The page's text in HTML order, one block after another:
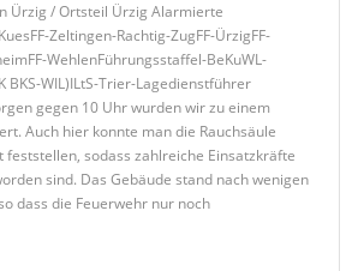
Ürzig / Ortsteil Ürzig Alarmierte
Zeltingen-Rachtig-ZugFF-ÜrzigFF-
WehlenFührungsstaffel-BeKuWL-
BKS-WIL)ILtS-Trier-Lagedienstführer
gegen 10 Uhr wurden wir zu einem
Auch hier konnte man die Rauchsäule
sodass zahlreiche Einsatzkräfte
sind. Das Gebäude stand nach wenigen
dass die Feuerwehr nur noch